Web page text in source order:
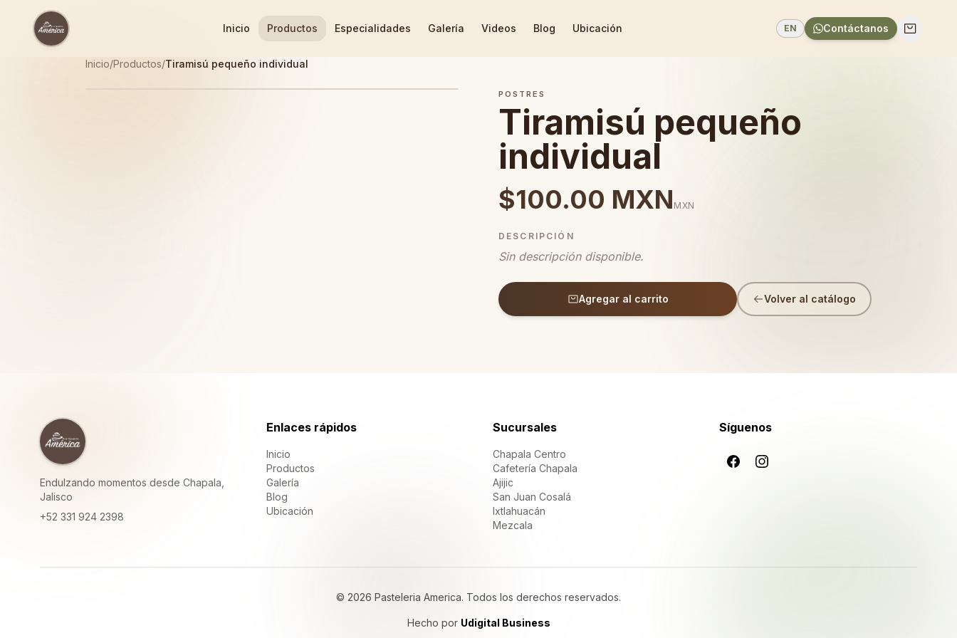
Inicio Productos Especialidades Galería Videos Blog Ubicación EN Contáctanos
Inicio/Productos/Tiramisú pequeño individual
POSTRES
Tiramisú pequeño
individual
$100.00 MXN MXN
DESCRIPCIÓN
Sin descripción disponible.
Agregar al carrito Volver al catálogo
Endulzando momentos desde Chapala,
Jalisco
+52 331 924 2398
Enlaces rápidos
Inicio
Productos
Galería
Blog
Ubicación
Sucursales
Chapala Centro
Cafetería Chapala
Ajijic
San Juan Cosalá
Ixtlahuacán
Mezcala
Síguenos
© 2026 Pasteleria America. Todos los derechos reservados.
Hecho por Udigital Business